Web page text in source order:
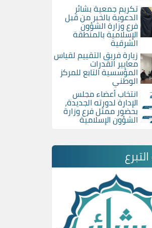
تكريم جمعية بشائر
الدعوية بالخبر من قبل
فرع وزارة الشؤون
الإسلامية بالمنطقة
الشرقية
زيارة فريق التقييم لقياس
معايير القدرات
المؤسسية التابع للمركز
الوطني
انتخاب أعضاء مجلس
الإدارة لدورته الجديدة،
بحضور ممثل فرع وزارة
الشؤون الإسلامية